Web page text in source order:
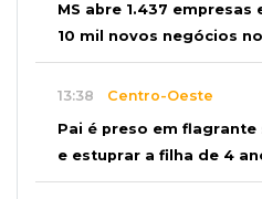
MS abre 1.437
10 mil novos negócios
13:38 Centro-Oeste
Pai é preso em
e estuprar a filha de 4